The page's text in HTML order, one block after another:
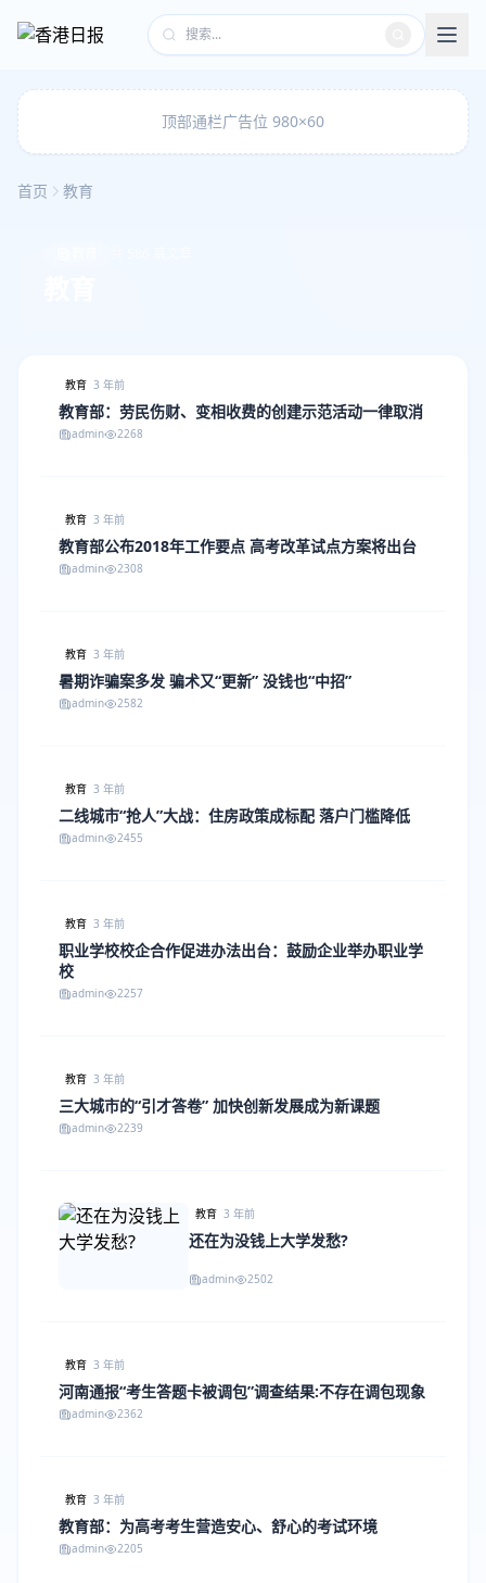
顶部通栏广告位 980×60
首页 教育
教育 3 年前
教育部：劳民伤财、变相收费的创建示范活动一律取消
admin 2268
教育 3 年前
教育部公布2018年工作要点 高考改革试点方案将出台
admin 2308
教育 3 年前
暑期诈骗案多发 骗术又“更新” 没钱也“中招”
admin 2582
教育 3 年前
二线城市“抢人”大战：住房政策成标配 落户门槛降低
admin 2455
教育 3 年前
职业学校校企合作促进办法出台：鼓励企业举办职业学
校
admin 2257
教育 3 年前
三大城市的“引才答卷” 加快创新发展成为新课题
admin 2239
教育 3 年前
还在为没钱上大学发愁?
admin 2502
教育 3 年前
河南通报“考生答题卡被调包”调查结果:不存在调包现象
admin 2362
教育 3 年前
教育部：为高考考生营造安心、舒心的考试环境
admin 2205